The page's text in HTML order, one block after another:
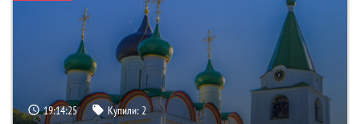
19:14:24 Купили:2